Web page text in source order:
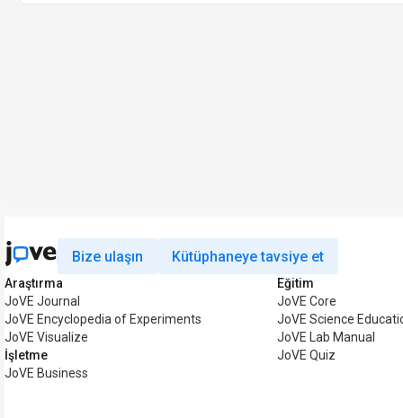
Bize ulaşın Kütüphaneye tavsiye et
Araştırma
JoVE Journal
JoVE Encyclopedia of Experiments
JoVE Visualize
İşletme
JoVE Business
Eğitim
JoVE Core
JoVE Science
JoVE Lab Manual
JoVE Quiz